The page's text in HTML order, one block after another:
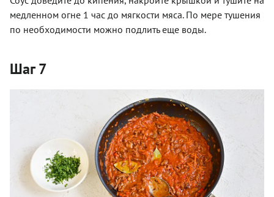
медленном огне 1 час до мягкости мяса. По мере тушения
по необходимости можно подлить еще воды.
Шаг 7